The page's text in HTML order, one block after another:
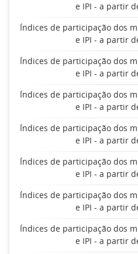
e IPI - a partir
Índices de participação dos
e IPI - a partir
Índices de participação dos
e IPI - a partir
Índices de participação dos
e IPI - a partir
Índices de participação dos
e IPI - a partir
Índices de participação dos
e IPI - a partir
Índices de participação dos
e IPI - a partir
Índices de participação dos
e IPI - a partir